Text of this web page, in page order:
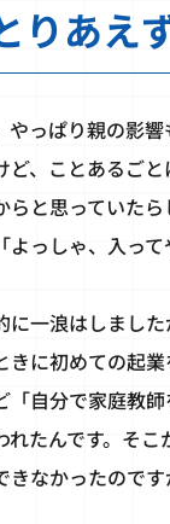
りあえ
やっぱり親の影
ど、ことあるご
らと思っていた
よっしゃ、入っ
に一浪はしまし
きに初めての起
「自分で家庭教
れたんです。そ
きなかったので